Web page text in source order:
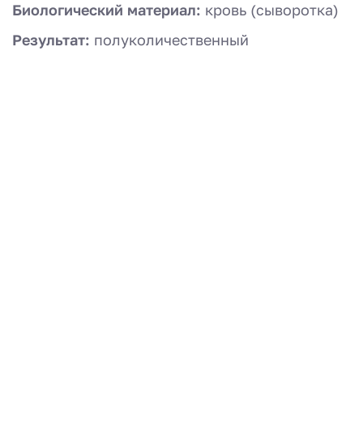
Биологический материал: кровь (сыворотка)
Результат: полуколичественный